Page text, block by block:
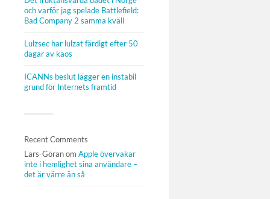
och varför jag spelade Battlefield:
Bad Company 2 samma kväll
Lulzsec har lulzat färdigt efter 50
dagar av kaos
ICANNs beslut lägger en instabil
grund för Internets framtid
Recent Comments
Lars-Göranom Apple övervakar
inte i hemlighet sina användare –
det är värre än så